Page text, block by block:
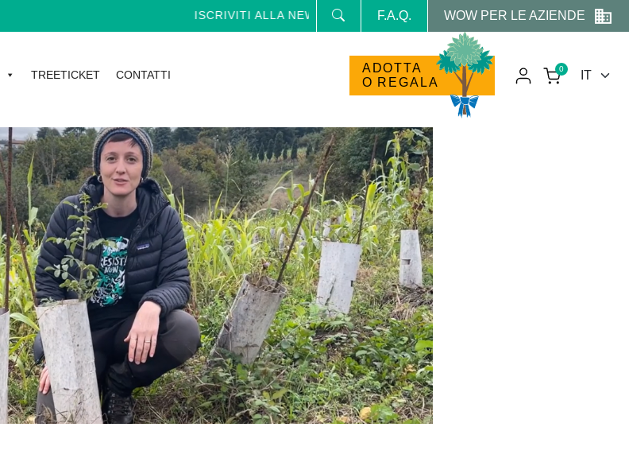
ISCRIVITI ALLA NEWSLETTER E RICEVI NEWS E PROMO RISERVATE
F.A.Q. WOW PER LE AZIENDE
TREETICKET CONTATTI
ADOTTA
O REGALA
0